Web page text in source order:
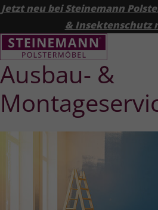
Jetzt neu bei Steinemann
& Insektenschutz
Ausbau- &